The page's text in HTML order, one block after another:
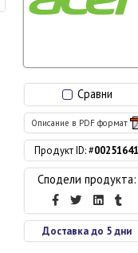
Сравни
Описание в PDF формат
Продукт ID: #00251641
Сподели продукта:
Доставка до 5 дни